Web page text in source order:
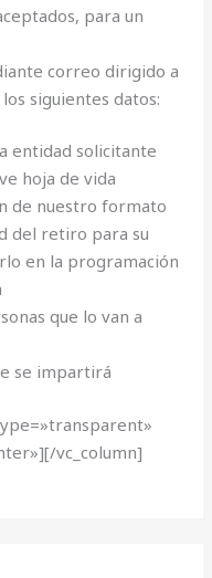
para un
correo dirigido a
siguientes datos:
entidad solicitante
hoja de vida
de nuestro formato
del retiro para su
en la programación
que lo van a
se impartirá
vc_column]